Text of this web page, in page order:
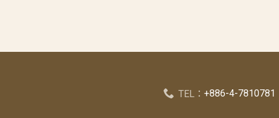
TEL： +886-4-7810781